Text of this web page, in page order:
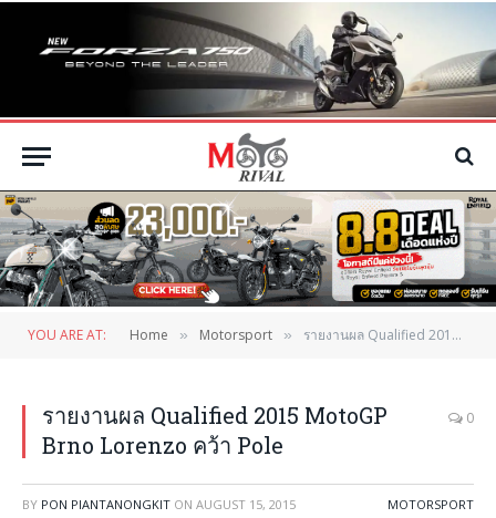
YOU ARE AT: Home » Motorsport » รายงานผล Qualified 2015 MotoGP Brno Lorenzo คว้า Pole
รายงานผล Qualified 2015 MotoGP
Brno Lorenzo คว้า Pole
0
BY PON PIANTANONGKIT ON AUGUST 15, 2015 MOTORSPORT